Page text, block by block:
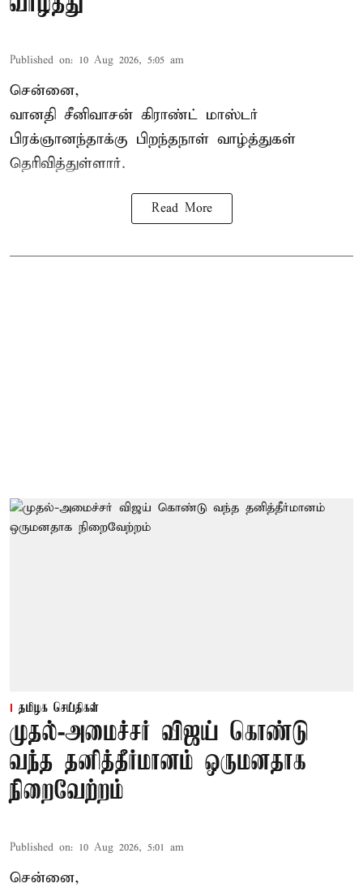
Published on: 10 Aug 2026, 5:05 am
சென்னை,
வானதி சீனிவாசன் கிராண்ட் மாஸ்டர்
பிரக்ஞானந்தாக்கு பிறந்தநாள் வாழ்த்துகள்
தெரிவித்துள்ளார்.
Read More
தமிழக செய்திகள்
முதல்-அமைச்சர் விஜய் கொண்டு
வந்த தனித்தீர்மானம் ஒருமனதாக
நிறைவேற்றம்
Published on: 10 Aug 2026, 5:01 am
சென்னை,